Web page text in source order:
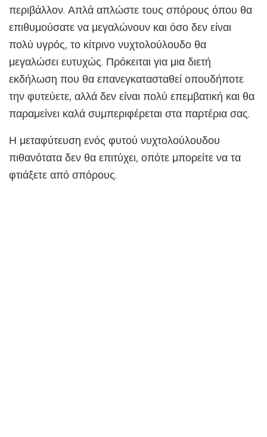
περιβάλλον. Απλά απλώστε τους σπόρους όπου θα
επιθυμούσατε να μεγαλώνουν και όσο δεν είναι
πολύ υγρός, το κίτρινο νυχτολούλουδο θα
μεγαλώσει ευτυχώς. Πρόκειται για μια διετή
εκδήλωση που θα επανεγκατασταθεί οπουδήποτε
την φυτεύετε, αλλά δεν είναι πολύ επεμβατική και θα
παραμείνει καλά συμπεριφέρεται στα παρτέρια σας.
Η μεταφύτευση ενός φυτού νυχτολούλουδου
πιθανότατα δεν θα επιτύχει, οπότε μπορείτε να τα
φτιάξετε από σπόρους.